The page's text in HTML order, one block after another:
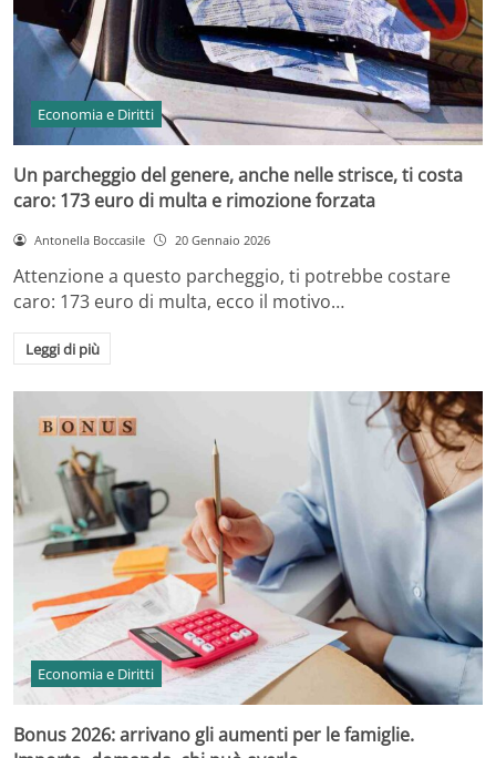
Economia e Diritti
Un parcheggio del genere, anche nelle strisce, ti costa
caro: 173 euro di multa e rimozione forzata
Antonella Boccasile 20 Gennaio 2026
Attenzione a questo parcheggio, ti potrebbe costare
caro: 173 euro di multa, ecco il motivo…
Leggi di più
Economia e Diritti
Bonus 2026: arrivano gli aumenti per le famiglie.